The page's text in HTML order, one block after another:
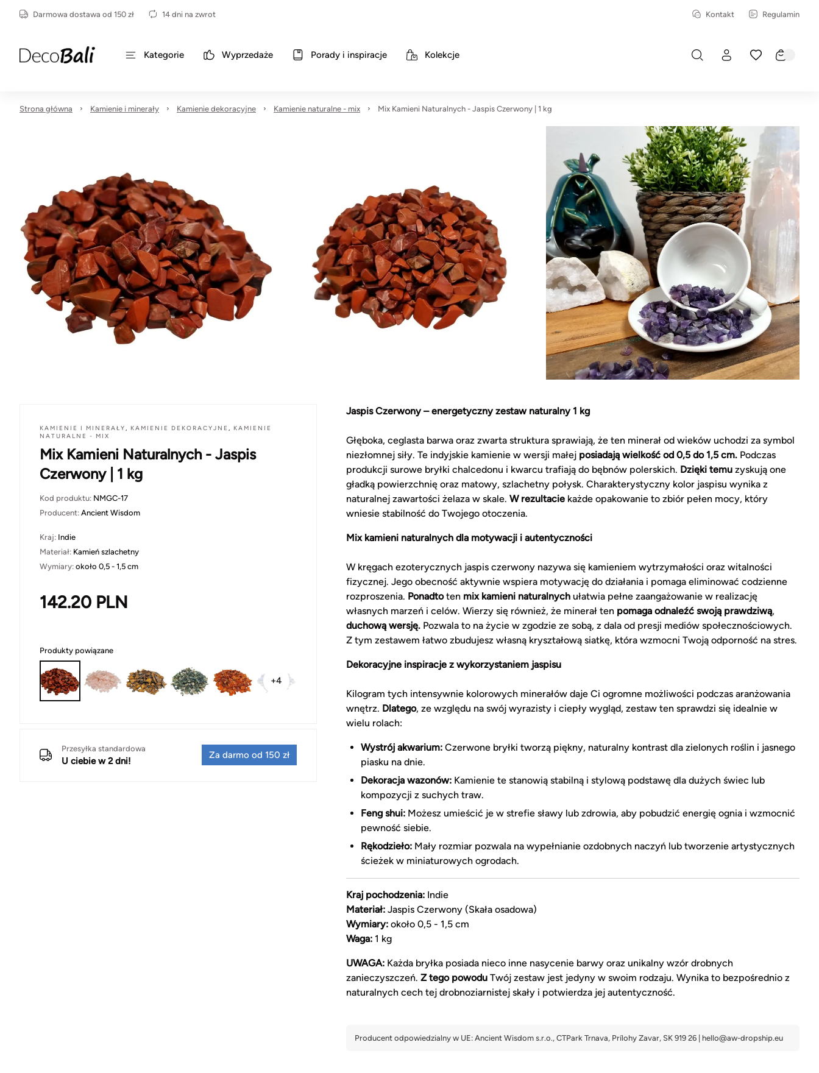
Darmowa dostawa od 150 zł 14 dni na zwrot Kontakt Regulamin
Kategorie Wyprzedaże Porady i inspiracje Kolekcje
Strona główna Kamienie i minerały Kamienie dekoracyjne Kamienie naturalne - mix Mix Kamieni Naturalnych - Jaspis Czerwony | 1 kg
KAMIENIE I MINERAŁY, KAMIENIE DEKORACYJNE , KAMIENIE
NATURALNE - MIX
Mix Kamieni Naturalnych - Jaspis
Czerwony | 1 kg
Kod produktu: NMGC-17
Producent: Ancient Wisdom
Kraj: Indie
Materiał: Kamień szlachetny
Wymiary: około 0,5 - 1,5 cm
142.20 PLN
Produkty powiązane
+4
Przesyłka standardowa
U ciebie w 2 dni!
Za darmo od 150 zł
Jaspis Czerwony – energetyczny zestaw naturalny 1 kg
Głęboka, ceglasta barwa oraz zwarta struktura sprawiają, że ten minerał od wieków uchodzi za symbol
niezłomnej siły. Te indyjskie kamienie w wersji małej posiadają wielkość od 0,5 do 1,5 cm. Podczas
produkcji surowe bryłki chalcedonu i kwarcu trafiają do bębnów polerskich. Dzięki temu zyskują one
gładką powierzchnię oraz matowy, szlachetny połysk. Charakterystyczny kolor jaspisu wynika z
naturalnej zawartości żelaza w skale. W rezultacie każde opakowanie to zbiór pełen mocy, który
wniesie stabilność do Twojego otoczenia.
Mix kamieni naturalnych dla motywacji i autentyczności
W kręgach ezoterycznych jaspis czerwony nazywa się kamieniem wytrzymałości oraz witalności
fizycznej. Jego obecność aktywnie wspiera motywację do działania i pomaga eliminować codzienne
rozproszenia. Ponadtoten mix kamieni naturalnych ułatwia pełne zaangażowanie w realizację
własnych marzeń i celów. Wierzy się również, że minerał ten pomaga odnaleźć swoją prawdziwą,
duchową wersję. Pozwala to na życie w zgodzie ze sobą, z dala od presji mediów społecznościowych.
Z tym zestawem łatwo zbudujesz własną kryształową siatkę, która wzmocni Twoją odporność na stres.
Dekoracyjne inspiracje z wykorzystaniem jaspisu
Kilogram tych intensywnie kolorowych minerałów daje Ci ogromne możliwości podczas aranżowania
wnętrz. Dlatego, ze względu na swój wyrazisty i ciepły wygląd, zestaw ten sprawdzi się idealnie w
wielu rolach:
Wystrój akwarium: Czerwone bryłki tworzą piękny, naturalny kontrast dla zielonych roślin i jasnego
piasku na dnie.
Dekoracja wazonów: Kamienie te stanowią stabilną i stylową podstawę dla dużych świec lub
kompozycji z suchych traw.
Feng shui: Możesz umieścić je w strefie sławy lub zdrowia, aby pobudzić energię ognia i wzmocnić
pewność siebie.
Rękodzieło: Mały rozmiar pozwala na wypełnianie ozdobnych naczyń lub tworzenie artystycznych
ścieżek w miniaturowych ogrodach.
Kraj pochodzenia: Indie
Materiał: Jaspis Czerwony (Skała osadowa)
Wymiary: około 0,5 - 1,5 cm
Waga: 1 kg
UWAGA: Każda bryłka posiada nieco inne nasycenie barwy oraz unikalny wzór drobnych
zanieczyszczeń. Z tego powodu Twój zestaw jest jedyny w swoim rodzaju. Wynika to bezpośrednio z
naturalnych cech tej drobnoziarnistej skały i potwierdza jej autentyczność.